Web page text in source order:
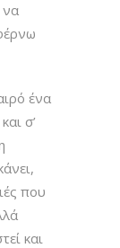
να
ένα
σ’
που
και